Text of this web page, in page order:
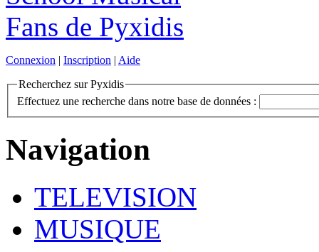
Connexion | Inscription | Aide
Recherchez sur Pyxidis
Effectuez une recherche dans notre base de données :
Navigation
TELEVISION
MUSIQUE